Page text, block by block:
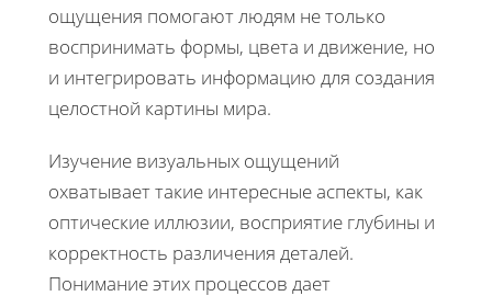
ощущения помогают людям не только
воспринимать формы, цвета и движение, но
и интегрировать информацию для создания
целостной картины мира.
Изучение визуальных ощущений
охватывает такие интересные аспекты, как
оптические иллюзии, восприятие глубины и
корректность различения деталей.
Понимание этих процессов дает